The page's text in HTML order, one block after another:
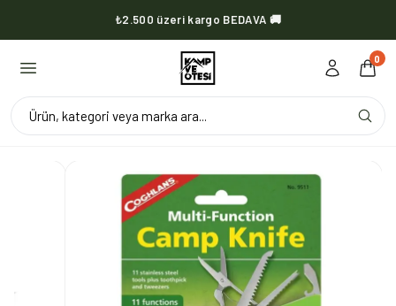
₺2.500 üzeri kargo BEDAVA 🚚
KVOX ürünlerinde kargo her zaman bedava 🔥
0
Ürün, kategori veya marka ara...